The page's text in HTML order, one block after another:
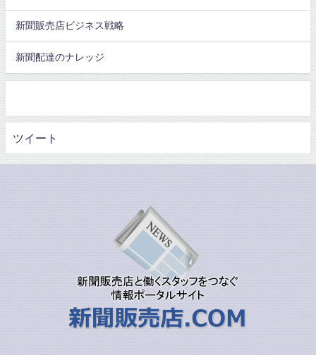
新聞販売店ビジネス戦略
新聞配達のナレッジ
ツイート